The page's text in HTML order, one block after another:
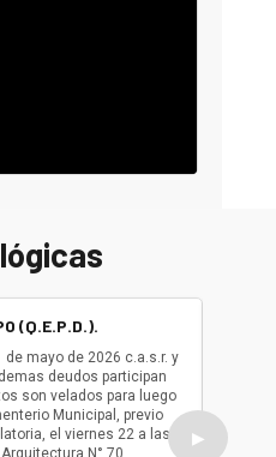
(Q.E.P.D.).
mayo de 2026 c.a.s.r. y
deudos participan
son velados para luego
Municipal, previo
el viernes 22 a las
ser
▶